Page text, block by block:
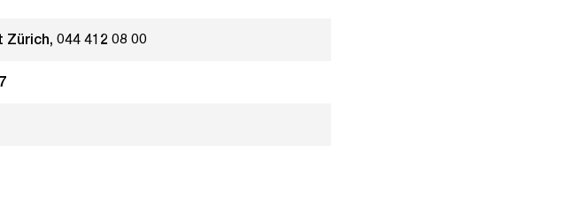
044 412 08 00